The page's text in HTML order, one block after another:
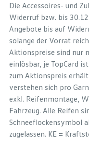
Die Accessoires- und
Widerruf bzw. bis
Angebote bis auf
solange der Vorrat
Aktionspreise sind nur
einlösbar, je TopCard
zum Aktionspreis
verstehen sich pro
exkl. Reifenmontage,
Fahrzeug. Alle Reifen
Schneeflockensymbol
zugelassen. KE =